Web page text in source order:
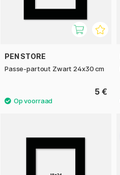
PEN STORE
Passe-partout Zwart 24x30 cm
5 €